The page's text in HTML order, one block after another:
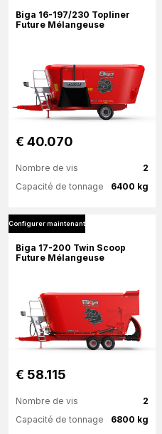
Biga 16-197/230 Topliner
Future Mélangeuse
€ 40.070
2
Nombre de vis
6400 kg
Capacité de tonnage
Plus d'information
Configurer maintenant
Biga 17-200 Twin Scoop
Future Mélangeuse
€ 58.115
2
Nombre de vis
6800 kg
Capacité de tonnage